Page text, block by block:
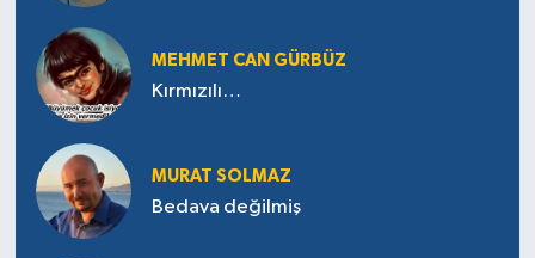
MEHMET CAN GÜRBÜZ
Kırmızılı…
MURAT SOLMAZ
Bedava değilmiş